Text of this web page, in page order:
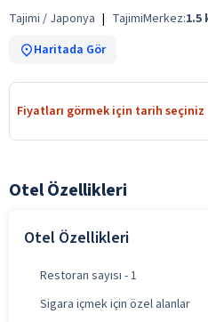
Tajimi / Japonya | TajimiMerkez:1.5
Haritada Gör
Fiyatları görmek için tarih seçiniz
Otel Özellikleri
Otel Özellikleri
Restoran sayısı - 1
Sigara içmek için özel alanlar